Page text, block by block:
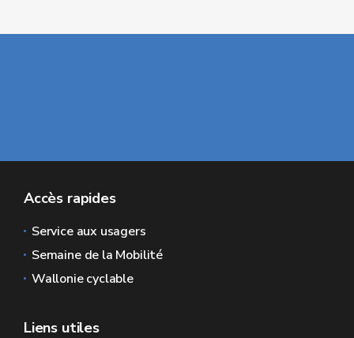
Accès rapides
Service aux usagers
Semaine de la Mobilité
Wallonie cyclable
Liens utiles